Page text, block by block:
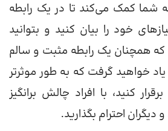
شما کمک می‌کند تا در یک رابطه
خود را بیان کنید و بتوانید
که همچنان یک رابطه مثبت و سالم
خواهید گرفت که به طور موثرتر
کنید، با افراد چالش برانگیز
دیگران احترام بگذارید.